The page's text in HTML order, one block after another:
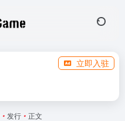
立即入驻
• 发行 • 正文